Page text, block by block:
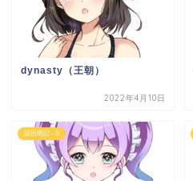
dynasty（王朝）
2022年4月10日
語呂暗記 - S